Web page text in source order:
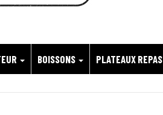
BOISSONS PLATEAUX REPAS